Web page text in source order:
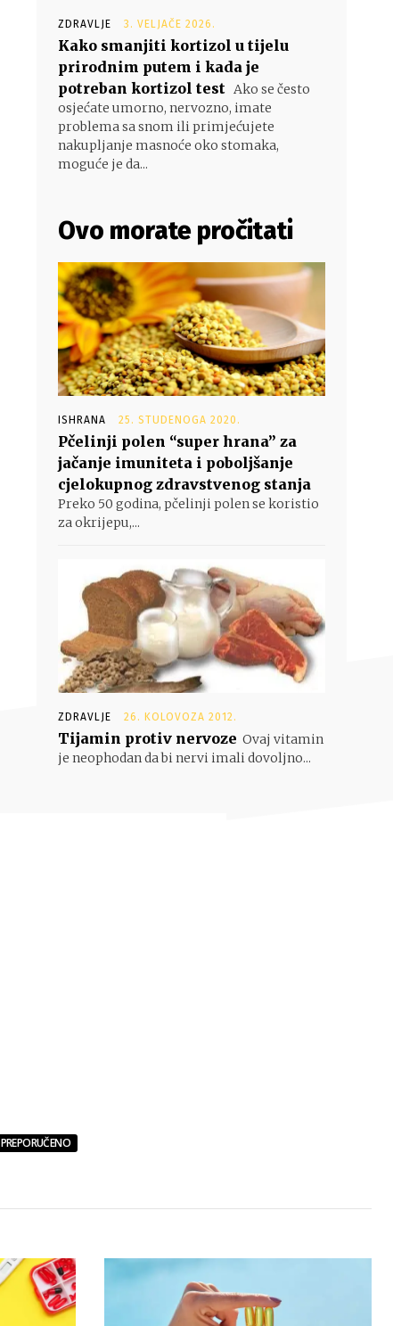
ZDRAVLJE 3. VELJAČE 2026.
Kako smanjiti kortizol u tijelu
prirodnim putem i kada je
potreban kortizol test Ako se često
osjećate umorno, nervozno, imate
problema sa snom ili primjećujete
nakupljanje masnoće oko stomaka,
moguće je da...
Ovo morate pročitati
ISHRANA 25. STUDENOGA 2020.
Pčelinji polen “super hrana” za
jačanje imuniteta i poboljšanje
cjelokupnog zdravstvenog stanja
Preko 50 godina, pčelinji polen se koristio
za okrijepu,...
ZDRAVLJE 26. KOLOVOZA 2012.
Tijamin protiv nervoze Ovaj vitamin
je neophodan da bi nervi imali dovoljno...
PREPORUČENO